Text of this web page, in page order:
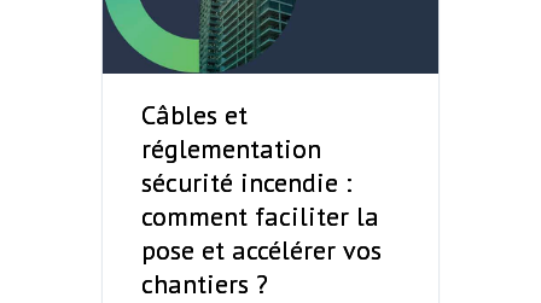
Câbles et
réglementation
sécurité incendie :
comment faciliter la
pose et accélérer vos
chantiers ?